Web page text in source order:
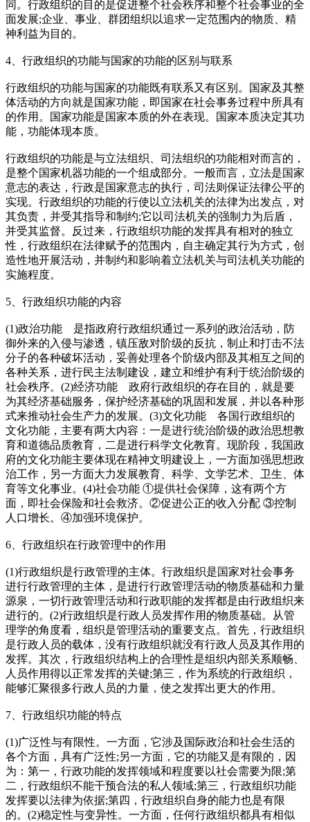
同。行政组织的目的是促进整个社会秩序和整个社会事业的全
面发展;企业、事业、群团组织以追求一定范围内的物质、精
神利益为目的。
4、行政组织的功能与国家的功能的区别与联系
行政组织的功能与国家的功能既有联系又有区别。国家及其整
体活动的方向就是国家功能，即国家在社会事务过程中所具有
的作用。国家功能是国家本质的外在表现。国家本质决定其功
能，功能体现本质。
行政组织的功能是与立法组织、司法组织的功能相对而言的，
是整个国家机器功能的一个组成部分。一般而言，立法是国家
意志的表达，行政是国家意志的执行，司法则保证法律公平的
实现。行政组织的功能的行使以立法机关的法律为出发点，对
其负责，并受其指导和制约;它以司法机关的强制力为后盾，
并受其监督。反过来，行政组织功能的发挥具有相对的独立
性，行政组织在法律赋予的范围内，自主确定其行为方式，创
造性地开展活动，并制约和影响着立法机关与司法机关功能的
实施程度。
5、行政组织功能的内容
(1)政治功能 是指政府行政组织通过一系列的政治活动，防
御外来的入侵与渗透，镇压敌对阶级的反抗，制止和打击不法
分子的各种破坏活动，妥善处理各个阶级内部及其相互之间的
各种关系，进行民主法制建设，建立和维护有利于统治阶级的
社会秩序。(2)经济功能 政府行政组织的存在目的，就是要
为其经济基础服务，保护经济基础的巩固和发展，并以各种形
式来推动社会生产力的发展。(3)文化功能 各国行政组织的
文化功能，主要有两大内容：一是进行统治阶级的政治思想教
育和道德品质教育，二是进行科学文化教育。现阶段，我国政
府的文化功能主要体现在精神文明建设上，一方面加强思想政
治工作，另一方面大力发展教育、科学、文学艺术、卫生、体
育等文化事业。(4)社会功能 ①提供社会保障，这有两个方
面，即社会保险和社会救济。②促进公正的收入分配 ③控制
人口增长。④加强环境保护。
6、行政组织在行政管理中的作用
(1)行政组织是行政管理的主体。行政组织是国家对社会事务
进行行政管理的主体，是进行行政管理活动的物质基础和力量
源泉，一切行政管理活动和行政职能的发挥都是由行政组织来
进行的。(2)行政组织是行政人员发挥作用的物质基础。从管
理学的角度看，组织是管理活动的重要支点。首先，行政组织
是行政人员的载体，没有行政组织就没有行政人员及其作用的
发挥。其次，行政组织结构上的合理性是组织内部关系顺畅、
人员作用得以正常发挥的关键;第三，作为系统的行政组织，
能够汇聚很多行政人员的力量，使之发挥出更大的作用。
7、行政组织功能的特点
(1)广泛性与有限性。一方面，它涉及国际政治和社会生活的
各个方面，具有广泛性;另一方面，它的功能又是有限的，因
为：第一，行政功能的发挥领域和程度要以社会需要为限;第
二，行政组织不能干预合法的私人领域;第三，行政组织功能
发挥要以法律为依据;第四，行政组织自身的能力也是有限
的。(2)稳定性与变异性。一方面，任何行政组织都具有相似